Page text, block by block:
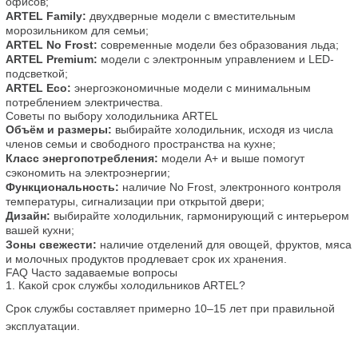
ARTEL Family: двухдверные модели с вместительным
морозильником для семьи;
ARTEL No Frost: современные модели без образования льда;
ARTEL Premium: модели с электронным управлением и LED-
подсветкой;
ARTEL Eco: энергоэкономичные модели с минимальным
потреблением электричества.
Советы по выбору холодильника ARTEL
Объём и размеры: выбирайте холодильник, исходя из числа
членов семьи и свободного пространства на кухне;
Класс энергопотребления: модели A+ и выше помогут
сэкономить на электроэнергии;
Функциональность: наличие No Frost, электронного контроля
температуры, сигнализации при открытой двери;
Дизайн: выбирайте холодильник, гармонирующий с интерьером
вашей кухни;
Зоны свежести: наличие отделений для овощей, фруктов, мяса
и молочных продуктов продлевает срок их хранения.
FAQ Часто задаваемые вопросы
1. Какой срок службы холодильников ARTEL?
Срок службы составляет примерно 10–15 лет при правильной
эксплуатации.